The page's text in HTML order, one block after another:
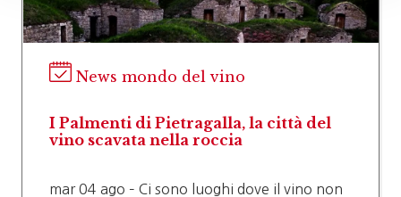
News mondo del vino
I Palmenti di Pietragalla, la città del
vino scavata nella roccia
mar 04 ago – Ci sono luoghi dove il vino non